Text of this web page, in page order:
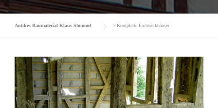
Antikes Baumaterial Klaus Stommel > Komplette Fachwerkhäuser